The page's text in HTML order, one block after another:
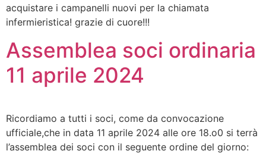
acquistare i campanelli nuovi per la chiamata
infermieristica! grazie di cuore!!!
Assemblea soci ordinaria
11 aprile 2024
Ricordiamo a tutti i soci, come da convocazione
ufficiale,che in data 11 aprile 2024 alle ore 18.o0 si terrà
l’assemblea dei soci con il seguente ordine del giorno: